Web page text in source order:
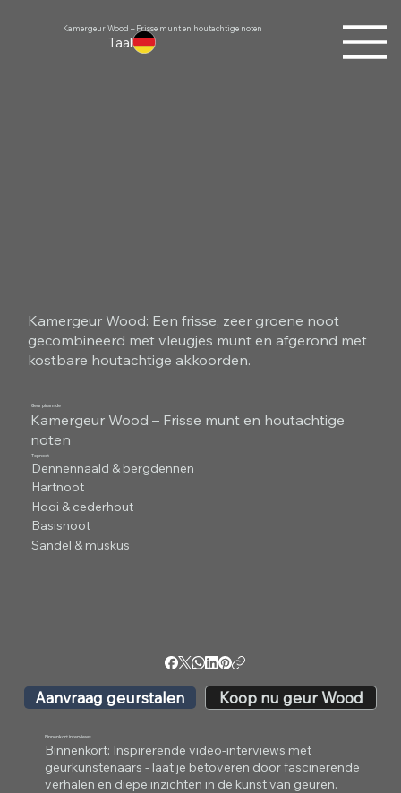
Taal
Kamergeur Wood – Frisse munt en houtachtige noten
Kamergeur Wood: Een frisse, zeer groene noot
gecombineerd met vleugjes munt en afgerond met
kostbare houtachtige akkoorden.
Geur piramide
Kamergeur Wood – Frisse munt en houtachtige
noten
Topnoot
Dennennaald & bergdennen
Hartnoot
Hooi & cederhout
Basisnoot
Sandel & muskus
Aanvraag geurstalen Koop nu geur Wood
Binnenkort interviews
Binnenkort: Inspirerende video-interviews met
geurkunstenaars - laat je betoveren door fascinerende
verhalen en diepe inzichten in de kunst van geuren.